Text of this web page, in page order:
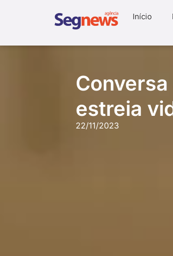
Início
estreia
22/11/2023